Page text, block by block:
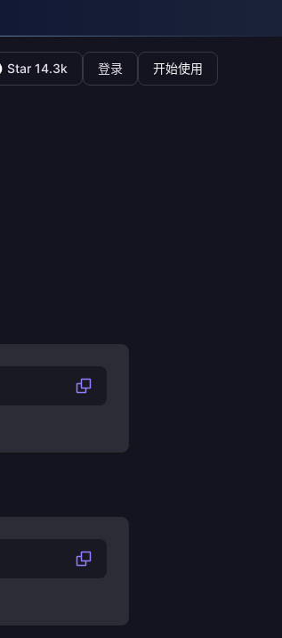
Star 14.3k 登录 开始使用